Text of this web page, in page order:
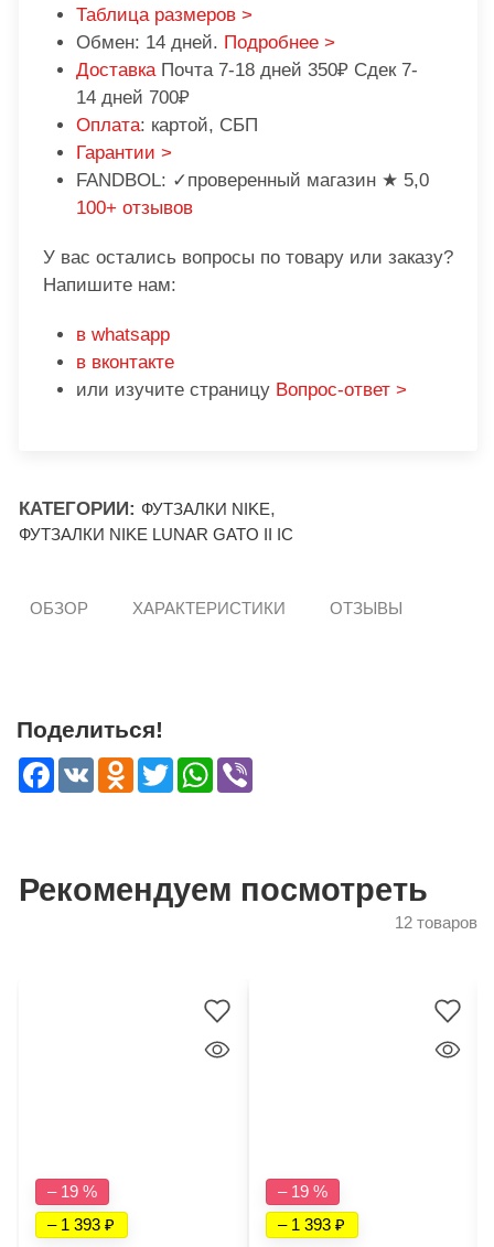
Таблица размеров >
Обмен: 14 дней. Подробнее >
Доставка Почта 7-18 дней 350₽ Сдек 7-
14 дней 700₽
Оплата: картой, СБП
Гарантии >
FANDBOL: ✓проверенный магазин ★ 5,0
100+ отзывов
У вас остались вопросы по товару или заказу?
Напишите нам:
в whatsapp
в вконтакте
или изучите страницу Вопрос-ответ >
КАТЕГОРИИ: ФУТЗАЛКИ NIKE,
ФУТЗАЛКИ NIKE LUNAR GATO II IC
ОБЗОР ХАРАКТЕРИСТИКИ ОТЗЫВЫ
Поделиться!
Facebook
VK Odnoklassniki
TwitterWhatsApp
Рекомендуем посмотреть
12 товаров
– 19 %
– 1 393
– 19 %
– 1 393